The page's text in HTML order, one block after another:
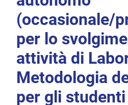
(occasionale/
per lo
attività di
Metodologia
per gli